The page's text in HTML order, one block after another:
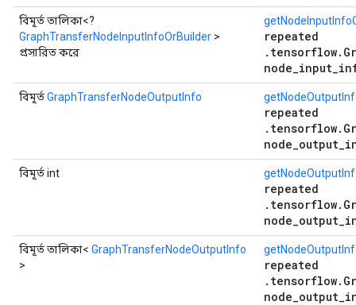
বিমূর্ত তালিকা<?
GraphTransferNodeInputInfoOrBuilder >
প্রসারিত করে
repeated
বিমূর্তGraphTransferNodeOutputInfo
repeated
বিমূর্ত int
repeated
বিমূর্ত তালিকা< GraphTransferNodeOutputInfo
>
repeated